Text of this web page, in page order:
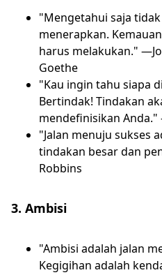
"Mengetahui saja
menerapkan.
harus melakukan."
Goethe
"Kau ingin tahu siapa
Bertindak! Tindakan
mendefinisikan
"Jalan menuju sukses
tindakan besar dan
Robbins
3. Ambisi
"Ambisi adalah jalan
Kegigihan adalah